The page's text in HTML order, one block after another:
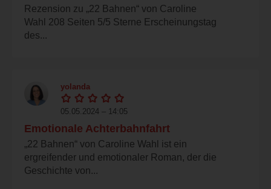
Rezension zu „22 Bahnen“ von Caroline
Wahl 208 Seiten 5/5 Sterne Erscheinungstag
des...
yolanda
05.05.2024 – 14:05
Emotionale Achterbahnfahrt
„22 Bahnen“ von Caroline Wahl ist ein
ergreifender und emotionaler Roman, der die
Geschichte von...